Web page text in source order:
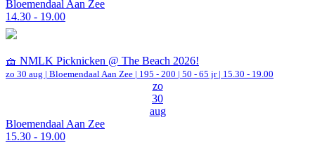
Bloemendaal Aan Zee
14.30 - 19.00
🧺 NMLK Picknicken @ The Beach 2026!
zo 30 aug | Bloemendaal Aan Zee | 195 - 200 | 50 - 65 jr | 15.30 - 19.00
zo
30
aug
Bloemendaal Aan Zee
15.30 - 19.00